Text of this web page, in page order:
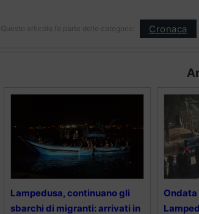
Questo articolo fa parte delle categorie: Cronaca
Lampedusa, continuano gli
sbarchi di migranti: arrivati in